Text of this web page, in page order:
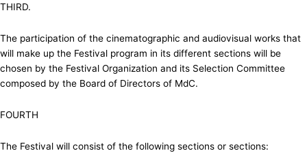
THIRD.
The participation of the cinematographic and audiovisual works that
will make up the Festival program in its different sections will be
chosen by the Festival Organization and its Selection Committee
composed by the Board of Directors of MdC.
FOURTH
The Festival will consist of the following sections or sections: